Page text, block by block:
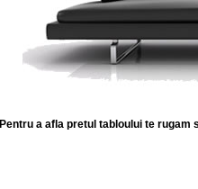
Pentru a afla pretul tabloului te rugam